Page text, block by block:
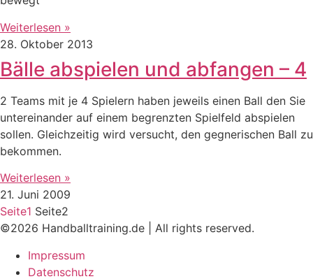
Weiterlesen »
28. Oktober 2013
Bälle abspielen und abfangen – 4
2 Teams mit je 4 Spielern haben jeweils einen Ball den Sie
untereinander auf einem begrenzten Spielfeld abspielen
sollen. Gleichzeitig wird versucht, den gegnerischen Ball zu
bekommen.
Weiterlesen »
21. Juni 2009
Seite1 Seite2
©2026 Handballtraining.de | All rights reserved.
Impressum
Datenschutz